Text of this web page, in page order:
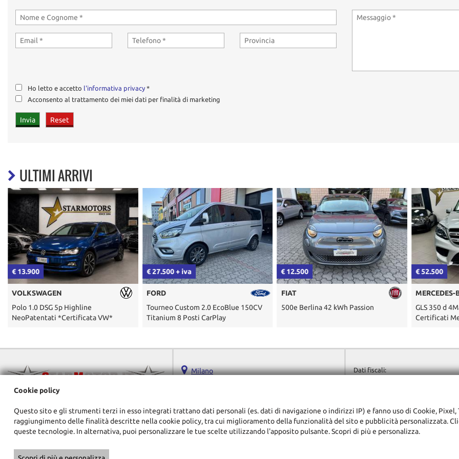
Ho letto e accetto l'informativa privacy *
Acconsento al trattamento dei miei dati per finalità di marketing
ULTIMI ARRIVI
€ 13.900
VOLKSWAGEN
Polo 1.0 DSG 5p Highline
NeoPatentati *Certificata VW*
€ 27.500 + iva
FORD
Tourneo Custom 2.0 EcoBlue 150CV
Titanium 8 Posti CarPlay
€ 12.500
FIAT
500e Berlina 42 kWh Passion
€ 52.500
MERCEDES-
GLS 350 d
Certificati
Milano
Telefono:
+39 02 27016563
Email:
info@starmotors.it
Indicazioni stradali
Dati fiscali:
Registro delle imprese:MI
Cookie policy
Questo sito e gli strumenti terzi in esso integrati trattano dati personali (es. dati di navigazione o indirizzi IP) e fanno uso di Cookie,
raggiungimento delle finalità descritte nella cookie policy, tra cui miglioramento della funzionalità del sito e pubblicità personalizzata.
queste tecnologie. In alternativa, puoi personalizzare le tue scelte utilizzando l'apposito pulsante. Scopri di più e personalizza.